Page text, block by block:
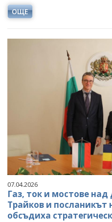
ОЩЕ
07.04.2026
Газ, ток и мостове
Трайков и посланикът
обсъдиха